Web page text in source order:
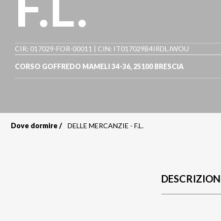
CIR: 017029-FOR-00011 | CIN: IT017029B4IRDLJWOU
CORSO GOFFREDO MAMELI 34-36, 25100 BRESCIA
Dove dormire DELLE MERCANZIE - F.L.